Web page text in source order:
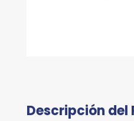
Descripción del